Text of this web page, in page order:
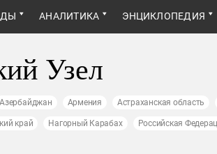
АНАЛИТИКА ЭНЦИКЛОПЕДИЯ
Узел
Азербайджан Армения Астраханская область
край Нагорный Карабах Российская